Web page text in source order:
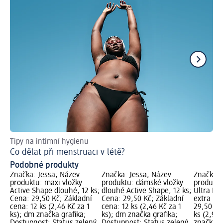
Tipy na intimní hygienu
Co dělat při menstruaci v létě?
Podobné produkty
Značka: Jessa; Název
produktu: maxi vložky
Active Shape dlouhé, 12 ks;
Cena: 29,50 Kč; Základní
cena: 12 ks (2,46 Kč za 1
ks); dm značka grafika;
Značka: Jessa; Název
produktu: dámské vložky
dlouhé Active Shape, 12 ks;
Cena: 29,50 Kč; Základní
cena: 12 ks (2,46 Kč za 1
ks); dm značka grafika;
Značka:
Ultra
extra
29,50
ks (2,95